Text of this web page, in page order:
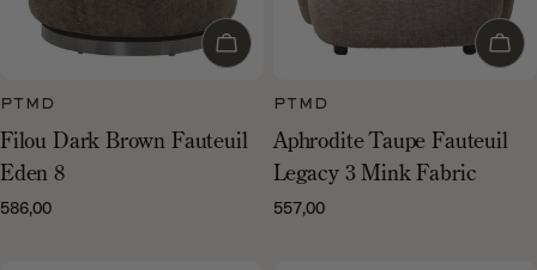
Voeg toe aan winkelwagen
PTMD
Filou Dark Brown Fauteuil
Eden 8
Normale
586,00
PTMD
Aphrodite Taupe Fauteuil
Legacy 3 Mink Fabric
Normale
557,00